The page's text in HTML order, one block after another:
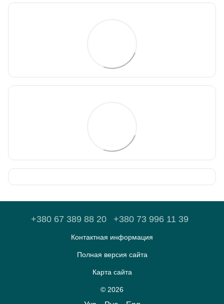
+380 67 389 88 20 +380 73 996 11 39
Контактная информация
Полная версия сайта
Карта сайта
© 2026